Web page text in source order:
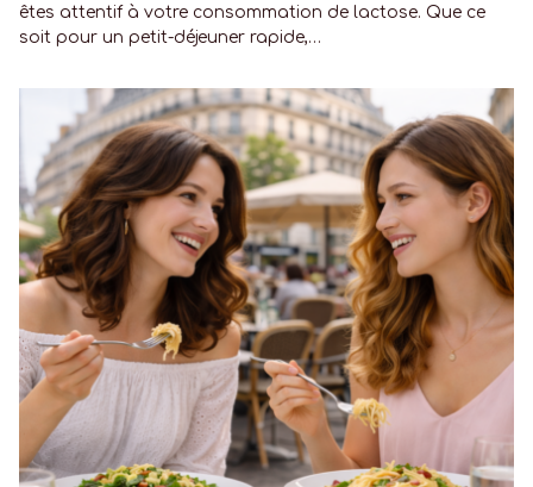
êtes attentif à votre consommation de lactose. Que ce
soit pour un petit-déjeuner rapide,…